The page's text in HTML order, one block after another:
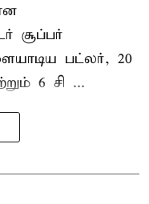
சூப்பர்
பட்லர், 20
6 சி ...